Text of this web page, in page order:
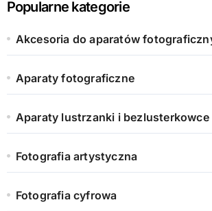
Popularne kategorie
Akcesoria do aparatów
Aparaty fotograficzne
Aparaty lustrzanki i bezlusterkowce
Fotografia artystyczna
Fotografia cyfrowa